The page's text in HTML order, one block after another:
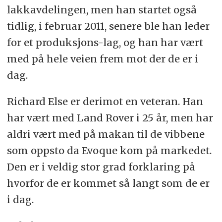
lakkavdelingen, men han startet også
tidlig, i februar 2011, senere ble han leder
for et produksjons-lag, og han har vært
med på hele veien frem mot der de er i
dag.
Richard Else er derimot en veteran. Han
har vært med Land Rover i 25 år, men har
aldri vært med på makan til de vibbene
som oppsto da Evoque kom på markedet.
Den er i veldig stor grad forklaring på
hvorfor de er kommet så langt som de er
i dag.